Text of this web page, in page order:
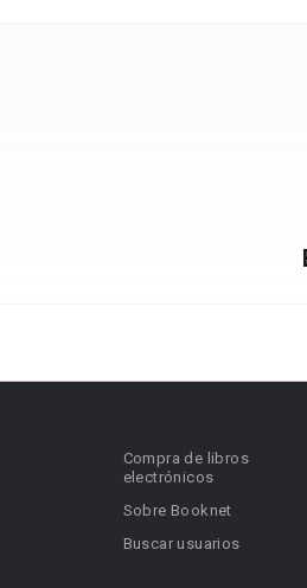
Compra de libros
electrónicos
Sobre Booknet
Buscar usuarios